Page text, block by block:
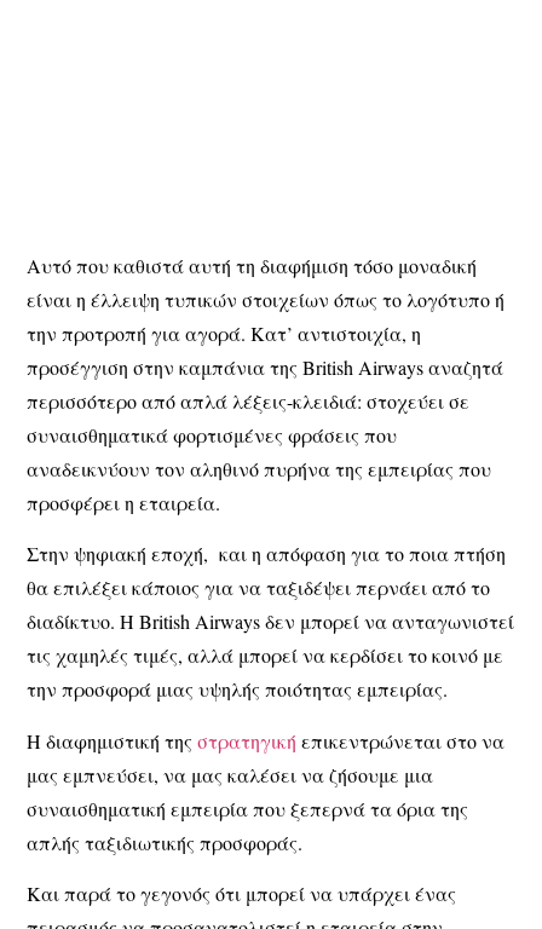
Αυτό που καθιστά αυτή τη διαφήμιση τόσο μοναδική
είναι η έλλειψη τυπικών στοιχείων όπως το λογότυπο ή
την προτροπή για αγορά. Κατ’ αντιστοιχία, η
προσέγγιση στην καμπάνια της British Airways αναζητά
περισσότερο από απλά λέξεις-κλειδιά: στοχεύει σε
συναισθηματικά φορτισμένες φράσεις που
αναδεικνύουν τον αληθινό πυρήνα της εμπειρίας που
προσφέρει η εταιρεία.
Στην ψηφιακή εποχή, και η απόφαση για το ποια πτήση
θα επιλέξει κάποιος για να ταξιδέψει περνάει από το
διαδίκτυο. Η British Airways δεν μπορεί να ανταγωνιστεί
τις χαμηλές τιμές, αλλά μπορεί να κερδίσει το κοινό με
την προσφορά μιας υψηλής ποιότητας εμπειρίας.
Η διαφημιστική τηςστρατηγική επικεντρώνεται στο να
μας εμπνεύσει, να μας καλέσει να ζήσουμε μια
συναισθηματική εμπειρία που ξεπερνά τα όρια της
απλής ταξιδιωτικής προσφοράς.
Και παρά το γεγονός ότι μπορεί να υπάρχει ένας